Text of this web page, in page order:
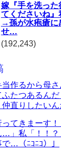
嫁『手を洗った
てくださいね』
→孫が水疱瘡
せ…
(192,243)
作るから母
ふたつあるん
仲直りしたい
ってきまーす
…」私「！！
で…（ﾆｺﾆｺ）」